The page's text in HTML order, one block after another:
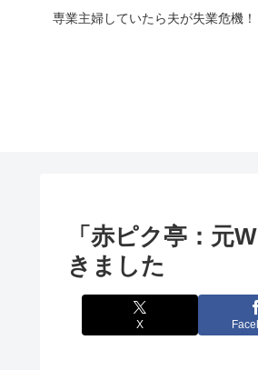
専業主婦していたら夫が失業危機
「赤ピク亭：元
きました
X